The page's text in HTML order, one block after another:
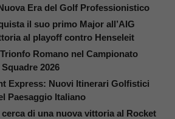
Era del Golf Professionistico
il suo primo Major all’AIG
al playoff contro Henseleit
Romano nel Campionato
2026
Express: Nuovi Itinerari Golfistici
Paesaggio Italiano
di una nuova vittoria al Rocket